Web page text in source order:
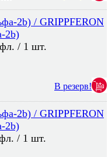
2b) / GRIPPFERON
2b)
/ 1 шт.
В резерв!
2b) / GRIPPFERON
2b)
/ 1 шт.